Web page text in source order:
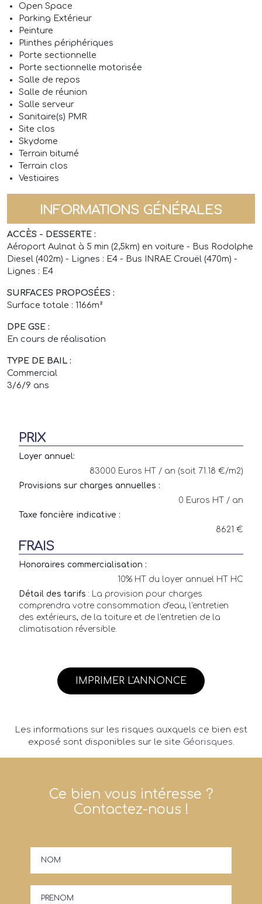
Open Space
Parking Extérieur
Peinture
Plinthes périphériques
Porte sectionnelle
Porte sectionnelle motorisée
Salle de repos
Salle de réunion
Salle serveur
Sanitaire(s) PMR
Site clos
Skydome
Terrain bitumé
Terrain clos
Vestiaires
INFORMATIONS GÉNÉRALES
ACCÈS - DESSERTE :
Aéroport Aulnat à 5 min (2,5km) en voiture - Bus Rodolphe
Diesel (402m) - Lignes : E4 - Bus INRAE Crouël (470m) -
Lignes : E4
SURFACES PROPOSÉES :
Surface totale : 1166m²
DPE GSE :
En cours de réalisation
TYPE DE BAIL :
Commercial
3/6/9 ans
PRIX
Loyer annuel:
83000 Euros HT / an (soit 71.18 €/m2)
Provisions sur charges annuelles :
0 Euros HT / an
Taxe foncière indicative :
8621 €
FRAIS
Honoraires commercialisation :
10% HT du loyer annuel HT HC
Détail des tarifs : La provision pour charges
comprendra votre consommation d'eau, l'entretien
des extérieurs, de la toiture et de l'entretien de la
climatisation réversible.
IMPRIMER L'ANNONCE
Les informations sur les risques auxquels ce bien est
exposé sont disponibles sur le site Géorisques
Ce bien vous intéresse ?
Contactez-nous !